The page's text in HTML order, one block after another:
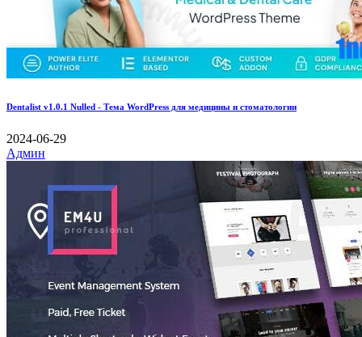
Dentalist v1.0.1 Nulled - Тема WordPress для медицины и стоматологии
2024-06-29
Админ